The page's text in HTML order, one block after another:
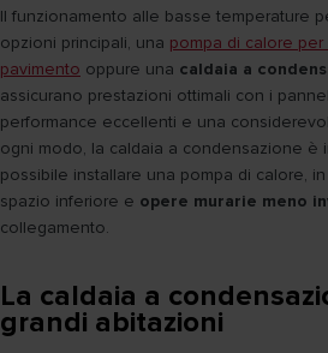
Il funzionamento alle basse temperature
opzioni principali, una pompa di calore
pavimento oppure una caldaia a
assicurano prestazioni ottimali con i
performance eccellenti e una
ogni modo, la caldaia a condensazione è
possibile installare una pompa di calore,
spazio inferiore e opere murarie meno
collegamento.
La caldaia a
grandi abitazioni